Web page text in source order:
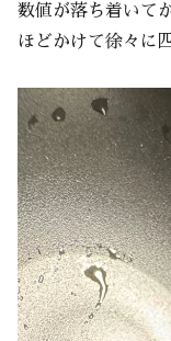
数値が落ち着いて
ほどかけて徐々に